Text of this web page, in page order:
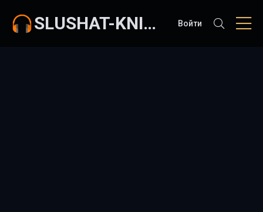
SLUSHAT-KNIGI.COM Войти